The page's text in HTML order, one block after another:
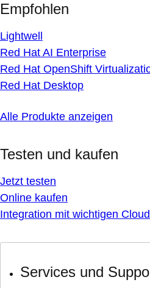
Empfohlen
Lightwell
Red Hat AI Enterprise
Red Hat OpenShift
Red Hat Desktop
Alle Produkte anzeigen
Testen und kaufen
Jetzt testen
Online kaufen
Integration mit wichtigen
Services und